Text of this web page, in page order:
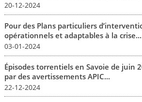
20-12-2024
Pour des Plans particuliers
opérationnels et adaptables à la crise...
03-01-2024
Épisodes torrentiels en Savoie de juin
par des avertissements APIC...
22-12-2024